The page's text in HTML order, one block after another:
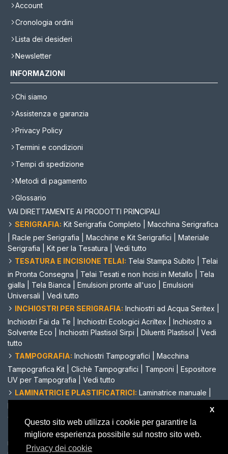
Questo sito web utilizza i cookie per garantire la
migliore esperienza possibile sul nostro sito web.
Privacy dei cookie
X
Account
Cronologia ordini
Lista dei desideri
Newsletter
INFORMAZIONI
Chi siamo
Assistenza e garanzia
Privacy Policy
Termini e condizioni
Tempi di spedizione
Metodi di pagamento
Glossario
VAI DIRETTAMENTE AI PRODOTTI PRINCIPALI
SERIGRAFIA: Kit Serigrafia Completo
Macchina Serigrafica
Racle per Serigrafia Macchine e Kit Serigrafici
Materiale
Serigrafia
Kit per la Tesatura
Vedi tutto
TESATURA E INCISIONE TELAI: Telai Stampa Subito
Telai
in Pronta Consegna
Telai Tesati e non Incisi in Metallo
Tela
gialla
Tela Bianca Emulsioni pronte all'uso
Emulsioni
Universali
Vedi tutto
INCHIOSTRI PER SERIGRAFIA: Inchiostri ad Acqua Seritex
Inchiostri Fai da Te
Inchiostri Ecologici Acriltex
Inchiostro a
Solvente Eco
Inchiostri Plastisol Sirpi Diluenti Plastisol
Vedi
tutto
TAMPOGRAFIA: Inchiostri Tampografici
Macchina
Tampografica Kit
Clichè Tampografici Tamponi
Espositore
UV per Tampografia
Vedi tutto
LAMINATRICI E PLASTIFICATRICI: Laminatrice manuale
Laminatrice automatica
depliant
TAGLIACARTE E CORDONATRICI MANUALI:
Tagliacarte
manuale A3